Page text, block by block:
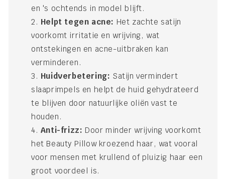
en 's ochtends in model blijft.
Helpt tegen acne: Het zachte satijn
voorkomt irritatie en wrijving, wat
ontstekingen en acne-uitbraken kan
verminderen.
Huidverbetering: Satijn vermindert
slaaprimpels en helpt de huid gehydrateerd
te blijven door natuurlijke oliën vast te
houden.
Anti-frizz: Door minder wrijving voorkomt
het Beauty Pillow kroezend haar, wat vooral
voor mensen met krullend of pluizig haar een
groot voordeel is.